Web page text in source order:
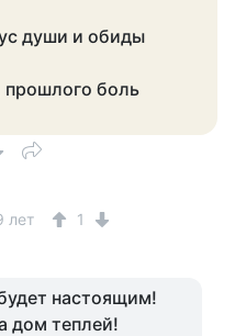
души и обиды
боль
лет 1
настоящим!
дом теплей!